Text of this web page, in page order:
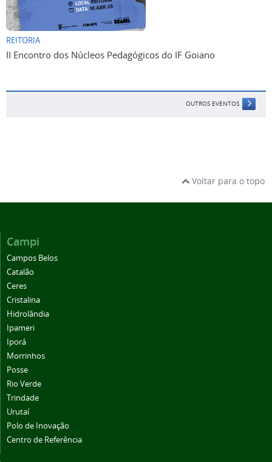
REITORIA
II Encontro dos Núcleos Pedagógicos do IF Goiano
OUTROS EVENTOS
Voltar para o topo
Campi
Campos Belos
Catalão
Ceres
Cristalina
Hidrolândia
Ipameri
Iporá
Morrinhos
Posse
Rio Verde
Trindade
Urutaí
Polo de Inovação
Centro de Referência